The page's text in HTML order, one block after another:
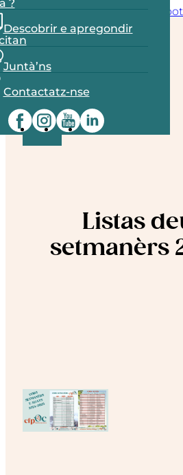
Skip to main content Skip to
FR
?
Descobrir e apregondir
Juntà’ns
Contactatz-nse
Listas
setmanèrs